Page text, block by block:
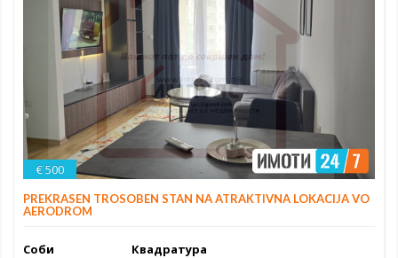
€ 500
PREKRASEN TROSOBEN STAN NA ATRAKTIVNA LOKACIJA VO
AERODROM
Соби
Квадратура